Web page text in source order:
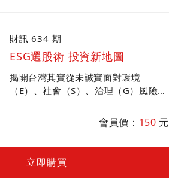
財訊 634 期
ESG選股術 投資新地圖
揭開台灣其實從未誠實面對環境
（E）、社會（S）、治理（G）風險的
際趨勢接軌，因而獲得投資機構信任。
會員價： 150 元
立即購買